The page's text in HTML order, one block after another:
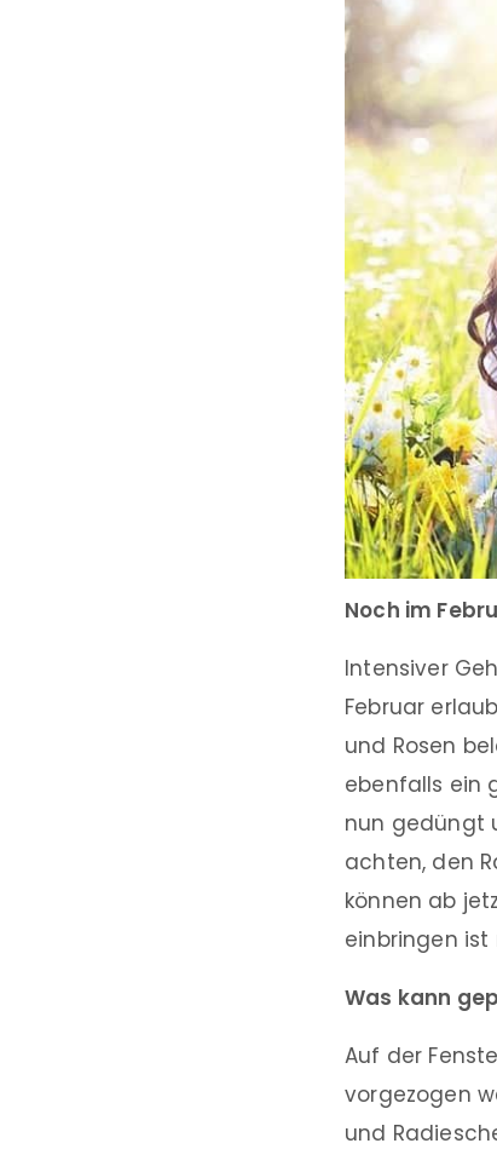
Noch im
Intensiver
Februar
und Rosen
ebenfalls ein
nun gedüngt
achten, den
können ab
einbringen
Was kann
Auf der
vorgezogen
und